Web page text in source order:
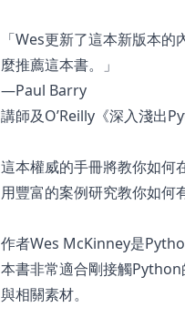
「Wes更新了這本新版本
麼推薦這本書。」
—Paul Barry
講師及O’Reilly《深入淺出
這本權威的手冊將教你如何
用豐富的案例研究教你如何
作者Wes McKinney是
本書非常適合剛接觸
與相關素材。